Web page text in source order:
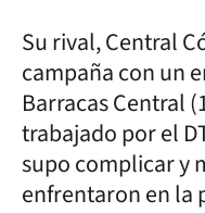
Su rival, Central
campaña con un
Barracas Central
trabajado por el
supo complicar y
enfrentaron en la